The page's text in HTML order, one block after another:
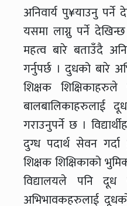
अनिवार्य पु¥याउनु
यसमा लाग्नु पर्ने
महत्व बारे बताउँदै
गर्नुपर्छ । दुधको बारे
शिक्षक
बालबालिकाहरुलाई
गराउनुपर्ने छ ।
दुग्ध पदार्थ सेवन
शिक्षक शिक्षिकाको
विद्यालयले पनि दूध
अभिभावकहरुलाई